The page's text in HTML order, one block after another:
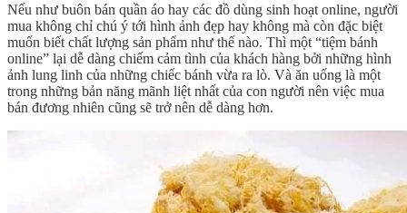
Nếu như buôn bán quần áo hay các đồ dùng sinh hoạt online, người
mua không chỉ chú ý tới hình ảnh đẹp hay không mà còn đặc biệt
muốn biết chất lượng sản phẩm như thế nào. Thì một “tiệm bánh
online” lại dễ dàng chiếm cảm tình của khách hàng bởi những hình
ảnh lung linh của những chiếc bánh vừa ra lò. Và ăn uống là một
trong những bản năng mãnh liệt nhất của con người nên việc mua
bán đương nhiên cũng sẽ trở nên dễ dàng hơn.